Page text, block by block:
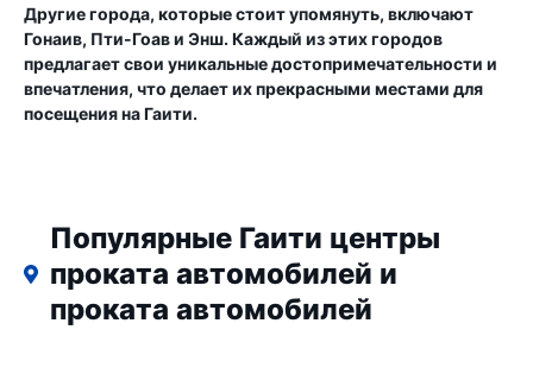
Другие города, которые стоит упомянуть, включают
Гонаив, Пти-Гоав и Энш. Каждый из этих городов
предлагает свои уникальные достопримечательности и
впечатления, что делает их прекрасными местами для
посещения на Гаити.
Популярные Гаити центры
проката автомобилей и
проката автомобилей